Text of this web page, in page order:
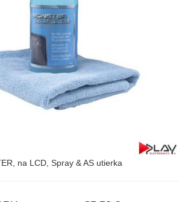
na LCD, Spray & AS utierka